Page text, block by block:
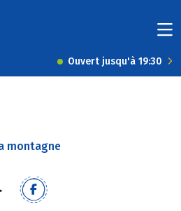
Ouvert jusqu'à 19:30
montagne